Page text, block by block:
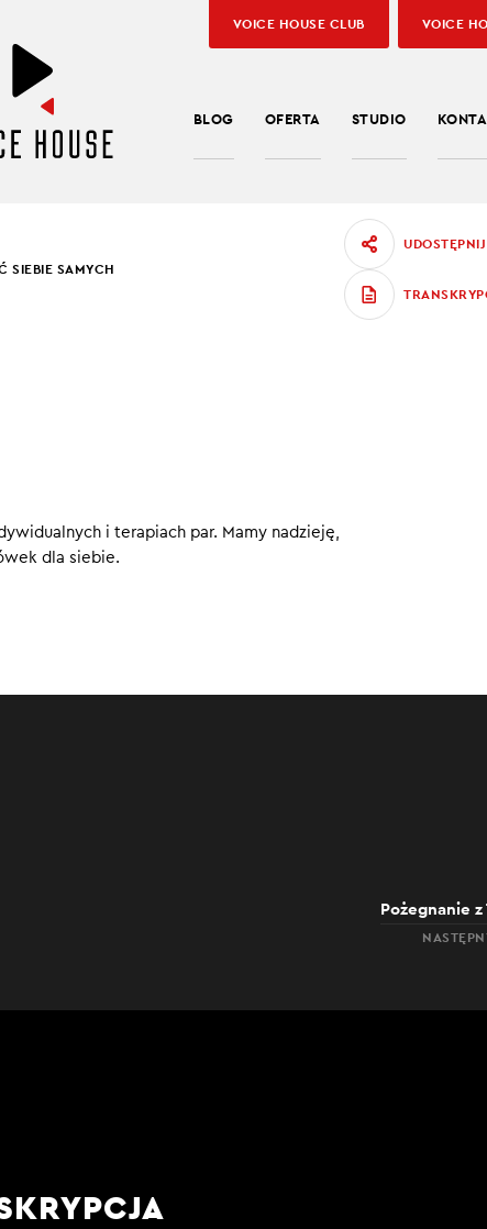
BLOG OFERTA STUDIO
VOICE HOUSE CLUB VOICE
SIEBIE SAMYCH
UDOSTĘPNIJ
i terapiach par. Mamy nadzieję,
dla siebie.
Pożegnanie